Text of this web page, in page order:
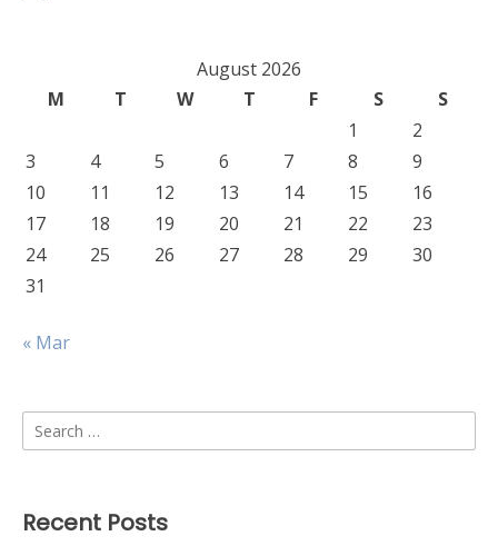
August 2026
M
T W T F S
S
1
2
3
4 5 6 7 8
9
10
11 12 13 14 15
16
17
18 19 20 21 22
23
24
25 26 27 28 29
30
31
« Mar
Search
for:
Recent Posts